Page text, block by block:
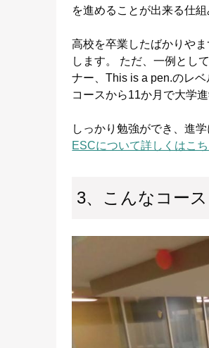
を進めることが出来る仕組
高校を卒業したばかりや
します。 ただ、一例とし
ナー、This is a pen.のレ
コースから11か月で大学
しっかり勉強ができ、進
ESCについて詳しくはこ
3、こんなコー